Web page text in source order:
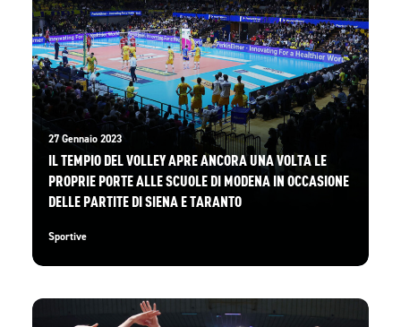
27 Gennaio 2023
IL TEMPIO DEL VOLLEY APRE ANCORA UNA VOLTA LE
PROPRIE PORTE ALLE SCUOLE DI MODENA IN OCCASIONE
DELLE PARTITE DI SIENA E TARANTO
Sportive